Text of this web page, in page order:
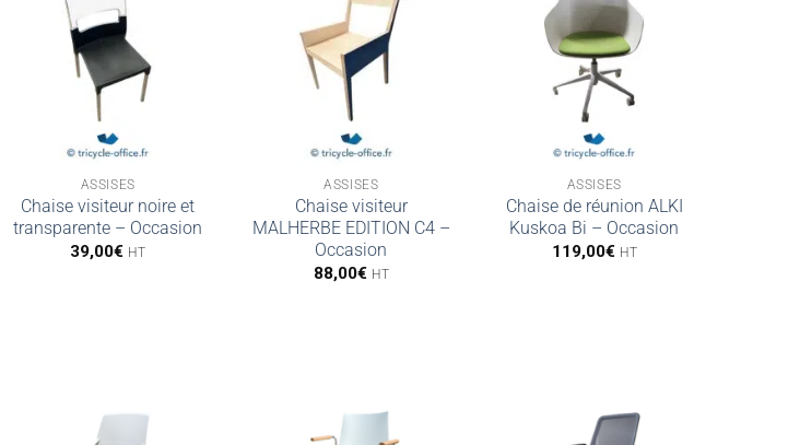
ancien
ASSISES
Chaise visiteur noire et
transparente – Occasion
39,00€ HT
ASSISES
Chaise visiteur
MALHERBE EDITION C4 –
Occasion
88,00€ HT
ASSISES
Chaise de réunion ALKI
Kuskoa Bi – Occasion
119,00€ HT